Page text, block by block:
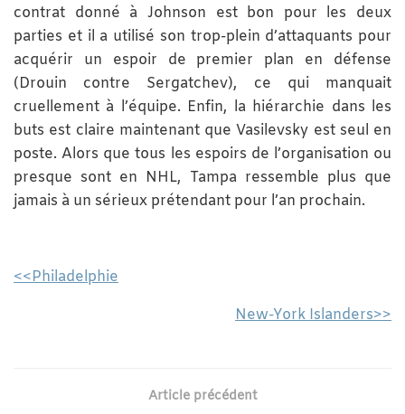
contrat donné à Johnson est bon pour les deux
parties et il a utilisé son trop-plein d’attaquants pour
acquérir un espoir de premier plan en défense
(Drouin contre Sergatchev), ce qui manquait
cruellement à l’équipe. Enfin, la hiérarchie dans les
buts est claire maintenant que Vasilevsky est seul en
poste. Alors que tous les espoirs de l’organisation ou
presque sont en NHL, Tampa ressemble plus que
jamais à un sérieux prétendant pour l’an prochain.
<<Philadelphie
New-York Islanders>>
Article précédent